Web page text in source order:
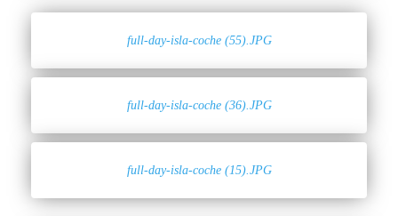
full-day-isla-coche (55).JPG
full-day-isla-coche (36).JPG
full-day-isla-coche (15).JPG